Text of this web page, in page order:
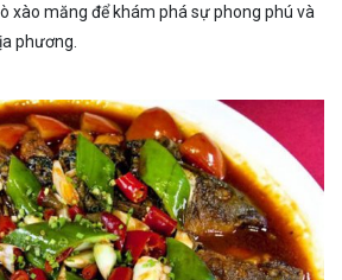
xào măng để khám phá sự phong phú và
phương.